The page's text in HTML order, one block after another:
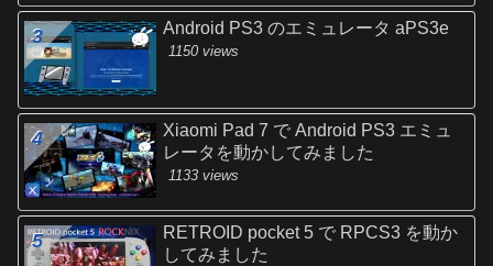
Android PS3 のエミュレータ aPS3e
1150 views
Xiaomi Pad 7 で Android PS3 エミュ
レータを動かしてみました
1133 views
RETROID pocket 5 で RPCS3 を動か
してみました